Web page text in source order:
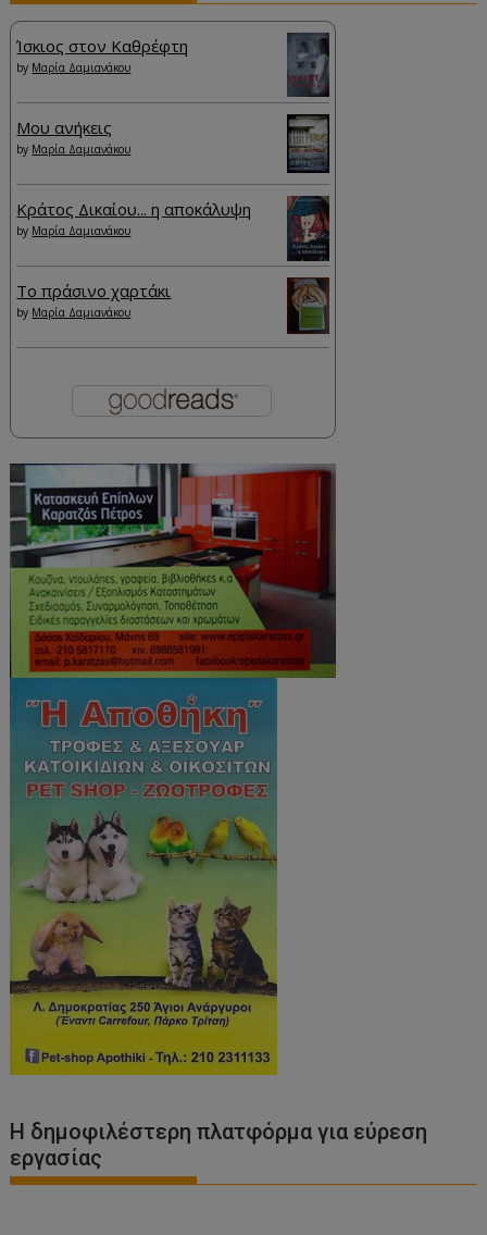
Ίσκιος στον Καθρέφτη
by Μαρία Δαμιανάκου
Μου ανήκεις
by Μαρία Δαμιανάκου
Κράτος Δικαίου... η αποκάλυψη
by Μαρία Δαμιανάκου
Το πράσινο χαρτάκι
by Μαρία Δαμιανάκου
Η δημοφιλέστερη πλατφόρμα για εύρεση
εργασίας